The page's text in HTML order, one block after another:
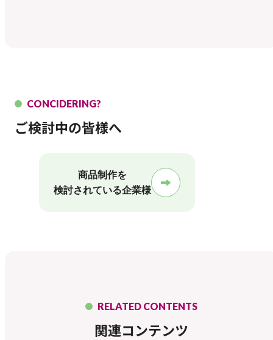
CONCIDERING?
ご検討中の皆様へ
商品制作を
検討されている企業様
RELATED CONTENTS
関連コンテンツ